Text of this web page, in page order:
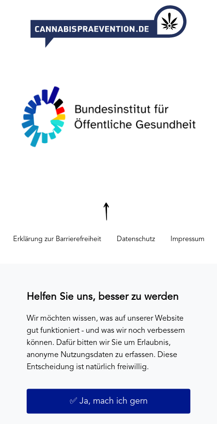
Erklärung zur Barrierefreiheit Datenschutz Impressum
Helfen Sie uns, besser zu werden
Wir möchten wissen, was auf unserer Website
gut funktioniert - und was wir noch verbessern
können. Dafür bitten wir Sie um Erlaubnis,
anonyme Nutzungsdaten zu erfassen. Diese
Entscheidung ist natürlich freiwillig.
✅ Ja, mach ich gern